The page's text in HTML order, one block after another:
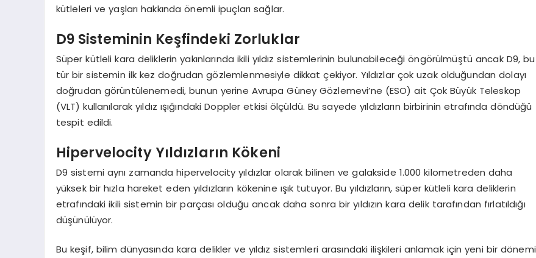
kütleleri ve yaşları hakkında önemli ipuçları sağlar.
D9 Sisteminin Keşfindeki Zorluklar
Süper kütleli kara deliklerin yakınlarında ikili yıldız sistemlerinin bulunabileceği öngörülmüştü ancak D9, bu
tür bir sistemin ilk kez doğrudan gözlemlenmesiyle dikkat çekiyor. Yıldızlar çok uzak olduğundan dolayı
doğrudan görüntülenemedi, bunun yerine Avrupa Güney Gözlemevi’ne (ESO) ait Çok Büyük Teleskop
(VLT) kullanılarak yıldız ışığındaki Doppler etkisi ölçüldü. Bu sayede yıldızların birbirinin etrafında döndüğü
tespit edildi.
Hipervelocity Yıldızların Kökeni
D9 sistemi aynı zamanda hipervelocity yıldızlar olarak bilinen ve galakside 1.000 kilometreden daha
yüksek bir hızla hareket eden yıldızların kökenine ışık tutuyor. Bu yıldızların, süper kütleli kara deliklerin
etrafındaki ikili sistemin bir parçası olduğu ancak daha sonra bir yıldızın kara delik tarafından fırlatıldığı
düşünülüyor.
Bu keşif, bilim dünyasında kara delikler ve yıldız sistemleri arasındaki ilişkileri anlamak için yeni bir dönemi